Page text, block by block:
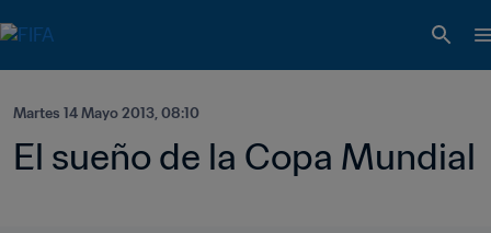
Martes 14 Mayo 2013, 08:10
El sueño de la Copa Mundial